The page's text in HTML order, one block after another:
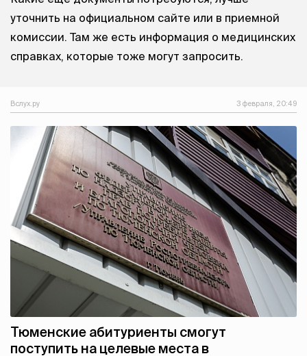
уточнить на официальном сайте или в приемной
комиссии. Там же есть информация о медицинских
справках, которые тоже могут запросить.
Вслух.ру 3 февраля, 20:49
Тюменские абитуриенты смогут
поступить на целевые места в